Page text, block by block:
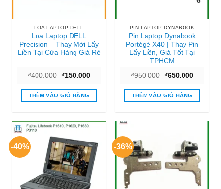
LOA LAPTOP DELL
Loa Laptop DELL
Precision – Thay Mới Lấy
Liền Tại Cửa Hàng Giá Rẻ
₫400.000 Giá
là:
₫400.000.
₫150.000Giá
tại
₫150.000.
THÊM VÀO GIỎ HÀNG
PIN LAPTOP DYNABOOK
Pin Laptop Dynabook
Portégé X40 | Thay Pin
Lấy Liền, Giá Tốt Tại
TPHCM
₫950.000 Giá
là:
₫950.000.
₫650.000Giá
tại
THÊM VÀO GIỎ HÀNG
-40% -36%